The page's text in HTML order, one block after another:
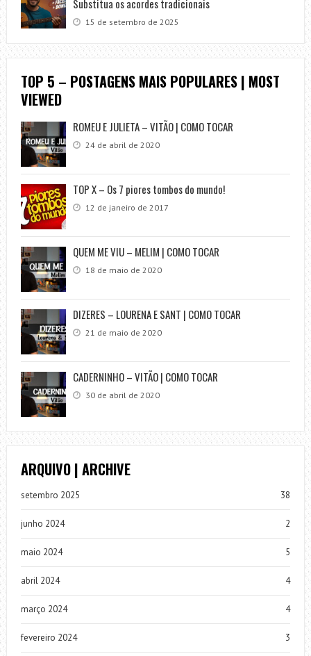
Substitua os acordes tradicionais
15 de setembro de 2025
TOP 5 – POSTAGENS MAIS POPULARES | MOST
VIEWED
ROMEU E JULIETA – VITÃO | COMO TOCAR
24 de abril de 2020
TOP X – Os 7 piores tombos do mundo!
12 de janeiro de 2017
QUEM ME VIU – MELIM | COMO TOCAR
18 de maio de 2020
DIZERES – LOURENA E SANT | COMO TOCAR
21 de maio de 2020
CADERNINHO – VITÃO | COMO TOCAR
30 de abril de 2020
ARQUIVO | ARCHIVE
setembro 2025 38
junho 2024 2
maio 2024 5
abril 2024 4
março 2024 4
fevereiro 2024 3